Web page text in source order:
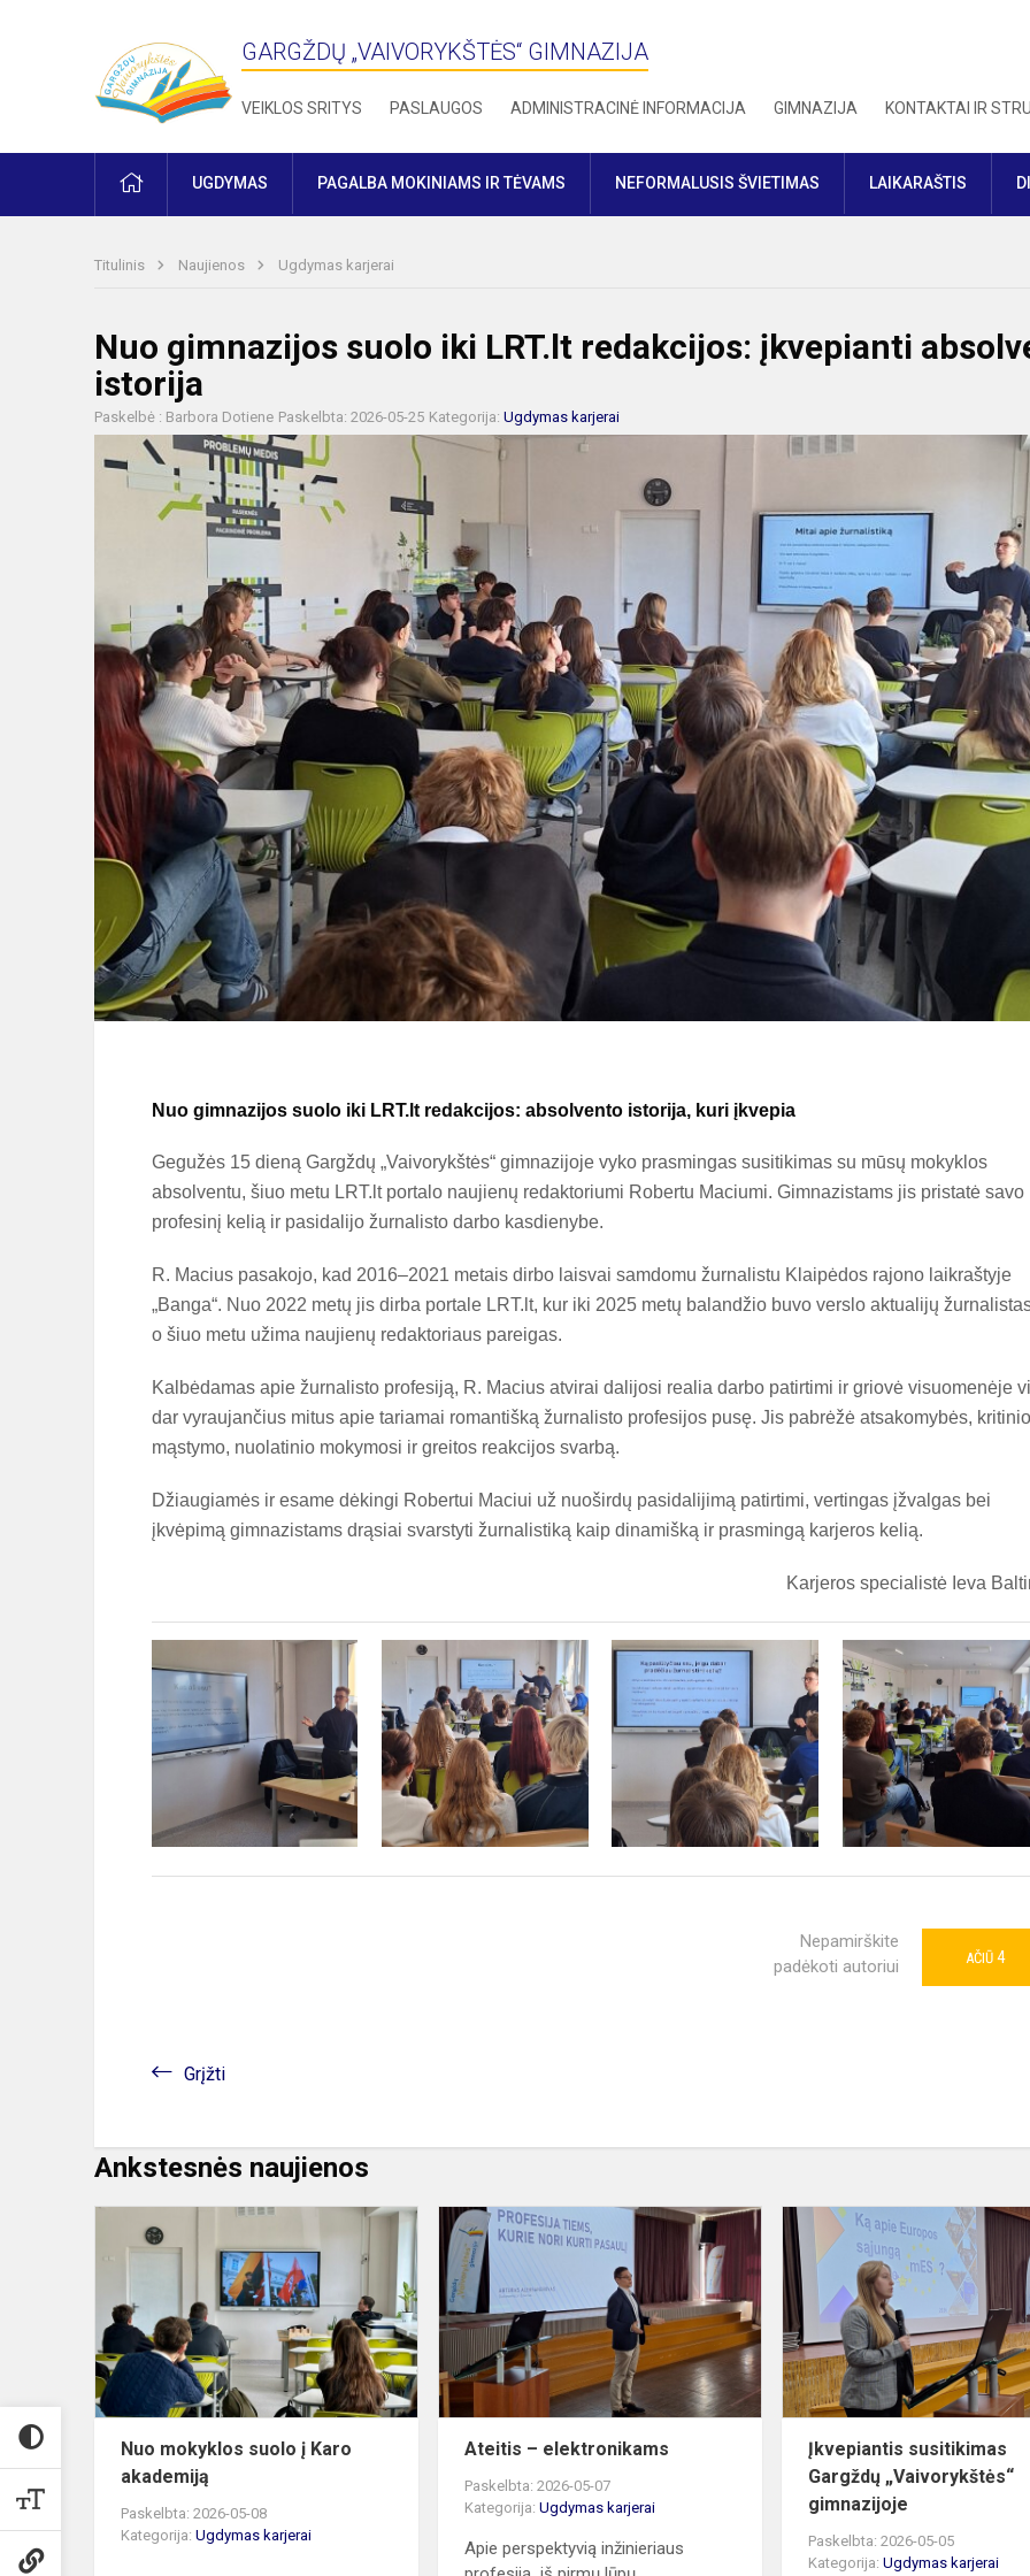
GARGŽDŲ „VAIVORYKŠTĖS“ GIMNAZIJA
VEIKLOS SRITYS PASLAUGOS ADMINISTRACINĖ INFORMACIJA GIMNAZIJA KONTAKTAI IR
PRADŽIAUGDYMAS PAGALBA MOKINIAMS IR TĖVAMS NEFORMALUSIS ŠVIETIMAS LAIKARAŠTIS
Titulinis Naujienos Ugdymas karjerai
Nuo gimnazijos suolo iki LRT.lt redakcijos: įkvepianti
istorija
Paskelbė : Barbora Dotiene Paskelbta: 2026-05-25 Kategorija: Ugdymas karjerai
Nuo gimnazijos suolo iki LRT.lt redakcijos: absolvento istorija, kuri įkvepia
Gegužės 15 dieną Gargždų „Vaivorykštės“ gimnazijoje vyko prasmingas susitikimas su mūsų mokyklos
absolventu, šiuo metu LRT.lt portalo naujienų redaktoriumi Robertu Maciumi. Gimnazistams jis pristatė savo
profesinį kelią ir pasidalijo žurnalisto darbo kasdienybe.
R. Macius pasakojo, kad 2016–2021 metais dirbo laisvai samdomu žurnalistu Klaipėdos rajono laikraštyje
„Banga“. Nuo 2022 metų jis dirba portale LRT.lt, kur iki 2025 metų balandžio buvo verslo aktualijų
o šiuo metu užima naujienų redaktoriaus pareigas.
Kalbėdamas apie žurnalisto profesiją, R. Macius atvirai dalijosi realia darbo patirtimi ir griovė visuomenėje
dar vyraujančius mitus apie tariamai romantišką žurnalisto profesijos pusę. Jis pabrėžė atsakomybės, kritinio
mąstymo, nuolatinio mokymosi ir greitos reakcijos svarbą.
Džiaugiamės ir esame dėkingi Robertui Maciui už nuoširdų pasidalijimą patirtimi, vertingas įžvalgas bei
įkvėpimą gimnazistams drąsiai svarstyti žurnalistiką kaip dinamišką ir prasmingą karjeros kelią.
Karjeros specialistė Ieva
Nepamirškite
padėkoti autoriui
AČIŪ 4
Grįžti
Ankstesnės naujienos
Nuo
mokyklos
suolo
į
Karo
akademiją
Nuo mokyklos suolo į Karo
akademiją
Paskelbta: 2026-05-08
Kategorija: Ugdymas karjerai
Ateitis
elektronikams
Ateitis – elektronikams
Paskelbta: 2026-05-07
Kategorija:Ugdymas karjerai
Apie perspektyvią inžinieriaus
Įkvepiantis susitikimas
Gargždų „Vaivorykštės“
gimnazijoje
Paskelbta: 2026-05-05
Kategorija:Ugdymas karjerai